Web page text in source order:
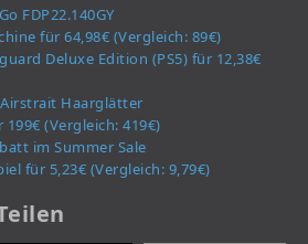
FDP22.140GY
für 64,98€ (Vergleich: 89€)
Deluxe Edition (PS5) für 12,38€
Haarglätter
(Vergleich: 419€)
im Summer Sale
für 5,23€ (Vergleich: 9,79€)